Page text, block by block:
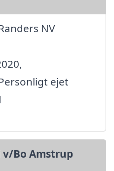
NV
ejet
Bo Amstrup